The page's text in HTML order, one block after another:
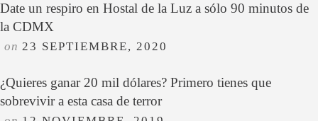
Date un respiro en Hostal de la Luz a sólo 90 minutos de
la CDMX
on 23 SEPTIEMBRE, 2020
¿Quieres ganar 20 mil dólares? Primero tienes que
sobrevivir a esta casa de terror